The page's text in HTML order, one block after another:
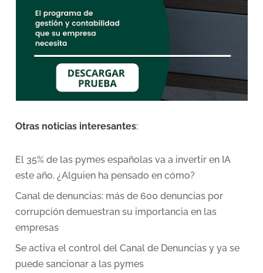
Otras noticias interesantes:
El 35% de las pymes españolas va a invertir en IA
este año. ¿Alguien ha pensado en cómo?
Canal de denuncias: más de 600 denuncias por
corrupción demuestran su importancia en las
empresas
Se activa el control del Canal de Denuncias y ya se
puede sancionar a las pymes